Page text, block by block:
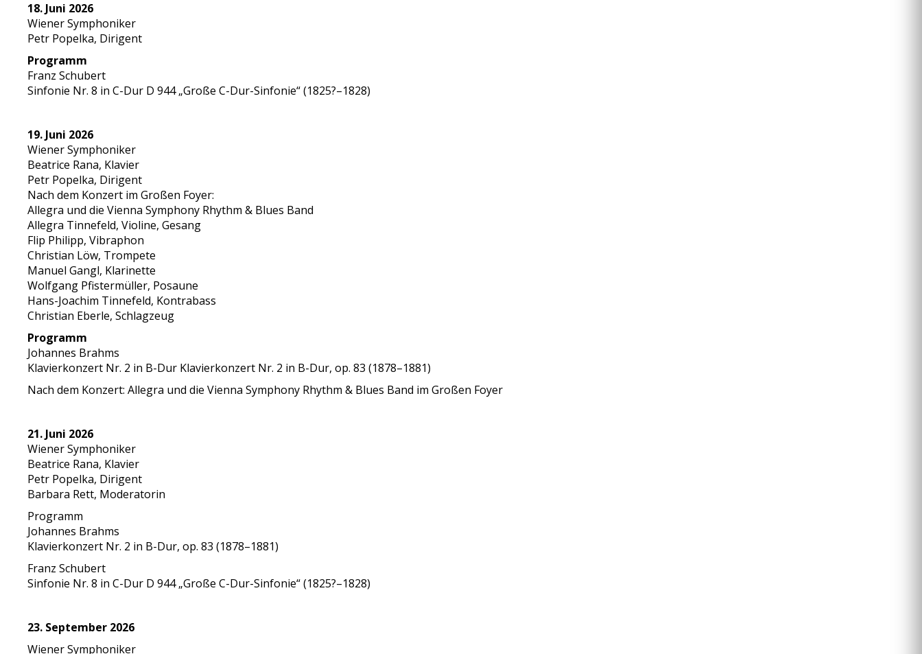
18. Juni 2026
Wiener Symphoniker
Petr Popelka, Dirigent
Programm
Franz Schubert
Sinfonie Nr. 8 in C-Dur D 944 „Große C-Dur-Sinfonie“ (1825?–1828)
19. Juni 2026
Wiener Symphoniker
Beatrice Rana, Klavier
Petr Popelka, Dirigent
Nach dem Konzert im Großen Foyer:
Allegra und die Vienna Symphony Rhythm & Blues Band
Allegra Tinnefeld, Violine, Gesang
Flip Philipp, Vibraphon
Christian Löw, Trompete
Manuel Gangl, Klarinette
Wolfgang Pfistermüller, Posaune
Hans-Joachim Tinnefeld, Kontrabass
Christian Eberle, Schlagzeug
Programm
Johannes Brahms
Klavierkonzert Nr. 2 in B-Dur Klavierkonzert Nr. 2 in B-Dur, op. 83 (1878–1881)
Nach dem Konzert: Allegra und die Vienna Symphony Rhythm & Blues Band im Großen Foyer
21. Juni 2026
Wiener Symphoniker
Beatrice Rana, Klavier
Petr Popelka, Dirigent
Barbara Rett, Moderatorin
Programm
Johannes Brahms
Klavierkonzert Nr. 2 in B-Dur, op. 83 (1878–1881)
Franz Schubert
Sinfonie Nr. 8 in C-Dur D 944 „Große C-Dur-Sinfonie“ (1825?–1828)
23. September 2026
Wiener Symphoniker